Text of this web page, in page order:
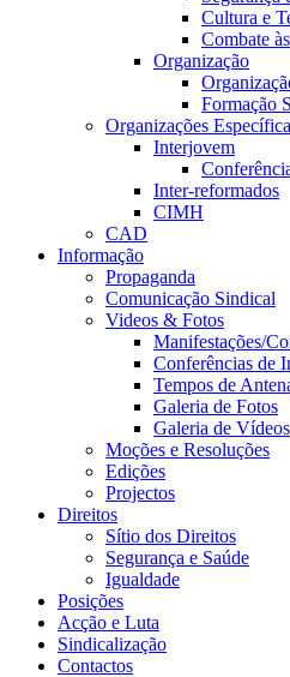
Cultura e
Combate
Organização
Formação
Organizações
Interjovem
Inter-reformados
CIMH
CAD
Informação
Propaganda
Comunicação Sindical
Videos & Fotos
Manifestações/
Conferências de
Tempos de
Galeria de Fotos
Galeria de Vídeos
Moções e Resoluções
Edições
Projectos
Direitos
Sítio dos Direitos
Segurança e Saúde
Igualdade
Posições
Acção e Luta
Sindicalização
Contactos